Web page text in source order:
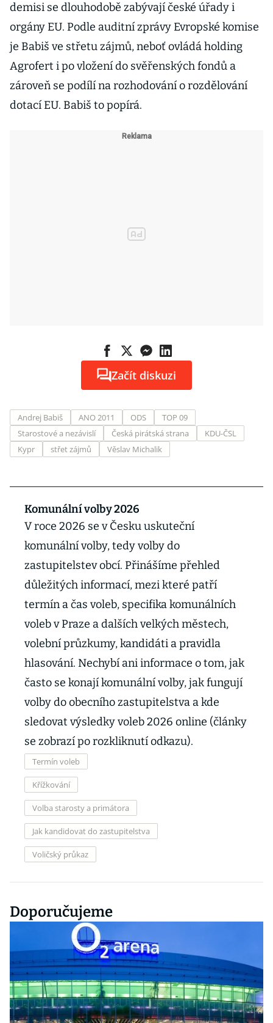
demisi se dlouhodobě zabývají české úřady i
orgány EU. Podle auditní zprávy Evropské komise
je Babiš ve střetu zájmů, neboť ovládá holding
Agrofert i po vložení do svěřenských fondů a
zároveň se podílí na rozhodování o rozdělování
dotací EU. Babiš to popírá.
Začít diskuzi
Andrej Babiš ANO 2011 ODS
TOP 09
Starostové a nezávislí
Česká pirátská strana
KDU-ČSL
Kypr
střet zájmů Věslav Michalik
Komunální volby 2026
V roce 2026 se v Česku uskuteční
komunální volby, tedy volby do
zastupitelstev obcí. Přinášíme přehled
důležitých informací, mezi které patří
termín a čas voleb, specifika komunálních
voleb v Praze a dalších velkých městech,
volební průzkumy, kandidáti a pravidla
hlasování. Nechybí ani informace o tom, jak
často se konají komunální volby, jak fungují
volby do obecního zastupitelstva a kde
sledovat výsledky voleb 2026 online (články
se zobrazí po rozkliknutí odkazu).
Termín voleb
Křížkování
Volba starosty a primátora
Jak kandidovat do zastupitelstva
Voličský průkaz
Doporučujeme